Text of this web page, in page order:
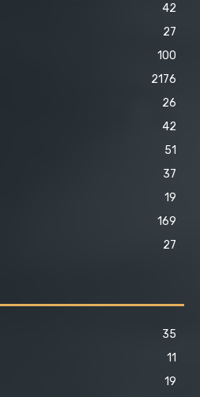
42
27
100
2176
26
42
51
37
19
169
27
35
11
19